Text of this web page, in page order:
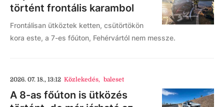
történt frontális karambol
Frontálisan ütköztek ketten, csütörtökön
kora este, a 7-es főúton, Fehérvártól nem messze.
2026. 07. 18., 13:12 Közlekedés, baleset
A 8-as főúton is ütközés